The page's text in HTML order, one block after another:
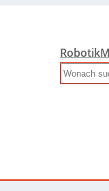
Robotik
Search